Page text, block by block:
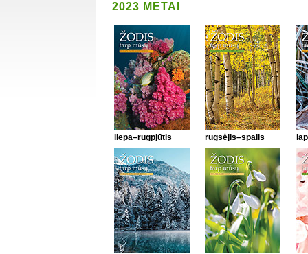
2023 METAI
liepa–rugpjūtis rugsėjis–spalis